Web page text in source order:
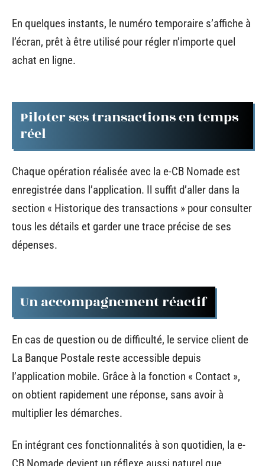
En quelques instants, le numéro temporaire s’affiche à
l’écran, prêt à être utilisé pour régler n’importe quel
achat en ligne.
Piloter ses transactions en temps
réel
Chaque opération réalisée avec la e-CB Nomade est
enregistrée dans l’application. Il suffit d’aller dans la
section « Historique des transactions » pour consulter
tous les détails et garder une trace précise de ses
dépenses.
Un accompagnement réactif
En cas de question ou de difficulté, le service client de
La Banque Postale reste accessible depuis
l’application mobile. Grâce à la fonction « Contact »,
on obtient rapidement une réponse, sans avoir à
multiplier les démarches.
En intégrant ces fonctionnalités à son quotidien, la e-
CB Nomade devient un réflexe aussi naturel que